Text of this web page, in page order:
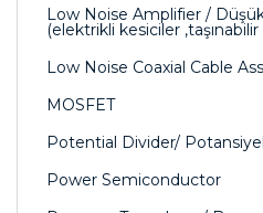
Low Noise Amplifier /
(elektrikli kesiciler
Low Noise Coaxial Cable
MOSFET
Potential Divider/
Power Semiconductor